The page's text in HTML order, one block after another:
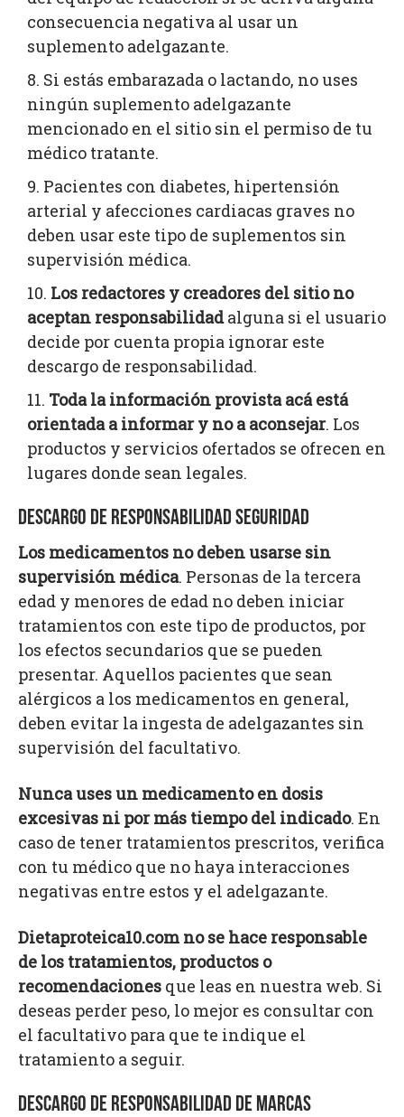
consecuencia negativa al usar un
suplemento adelgazante.
Si estás embarazada o lactando, no uses
ningún suplemento adelgazante
mencionado en el sitio sin el permiso de tu
médico tratante.
Pacientes con diabetes, hipertensión
arterial y afecciones cardiacas graves no
deben usar este tipo de suplementos sin
supervisión médica.
Los redactores y creadores del sitio no
aceptan responsabilidadalguna si el usuario
decide por cuenta propia ignorar este
descargo de responsabilidad.
Toda la información provista acá está
orientada a informar y no a aconsejar. Los
productos y servicios ofertados se ofrecen en
lugares donde sean legales.
DESCARGO DE RESPONSABILIDAD SEGURIDAD
Los medicamentos no deben usarse sin
supervisión médica. Personas de la tercera
edad y menores de edad no deben iniciar
tratamientos con este tipo de productos, por
los efectos secundarios que se pueden
presentar. Aquellos pacientes que sean
alérgicos a los medicamentos en general,
deben evitar la ingesta de adelgazantes sin
supervisión del facultativo.
Nunca uses un medicamento en dosis
excesivas ni por más tiempo del indicado. En
caso de tener tratamientos prescritos, verifica
con tu médico que no haya interacciones
negativas entre estos y el adelgazante.
Dietaproteica10.com no se hace responsable
de los tratamientos, productos o
recomendaciones que leas en nuestra web. Si
deseas perder peso, lo mejor es consultar con
el facultativo para que te indique el
tratamiento a seguir.
DESCARGO DE RESPONSABILIDAD DE MARCAS